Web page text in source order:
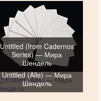
Untitled (from Cadernos
Series) — Мира
Шендель
Untitled (Alle) — Мира
Шендель